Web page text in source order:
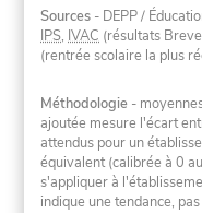
Sources - DEPP /
IPS, IVAC (résultats
(rentrée scolaire la plus
Méthodologie -
ajoutée mesure l'écart
attendus pour un
équivalent (calibrée à 0
s'appliquer à
indique une tendance,